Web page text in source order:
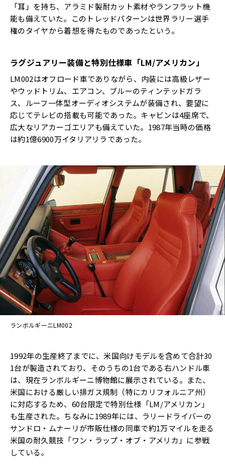
「耳」を持ち、アラミド製耐カット素材やランフラット機
能も備えていた。このトレッドパターンは世界ラリー選手
権のタイヤから着想を得たものであったという。
ラグジュアリー装備と特別仕様車「LM/アメリカン」
LM002はオフロード車でありながら、内装には高級レザー
やウッドトリム、エアコン、ブルーのティンテッドガラ
ス、ルーフ一体型オーディオシステムが装備され、要望に
応じてテレビの搭載も可能であった。キャビンは4座席で、
広大なリアカーゴエリアも備えていた。1987年当時の価格
は約1億6900万イタリアリラであった。
ランボルギーニLM002
1992年の生産終了までに、米国向けモデルを含めて合計30
1台が製造されており、そのうちの1台である右ハンドル車
は、現在ランボルギーニ博物館に展示されている。また、
米国における厳しい排ガス規制（特にカリフォルニア州）
に対応するため、60台限定で特別仕様「LM/アメリカン」
も生産された。ちなみに1989年には、ラリードライバーの
サンドロ・ムナーリが市販仕様の同車で約1万マイルを走る
米国の耐久競技「ワン・ラップ・オブ・アメリカ」に参戦
している。